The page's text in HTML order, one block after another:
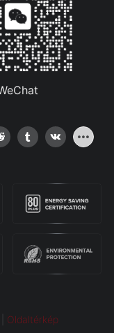
Oldaltérkép